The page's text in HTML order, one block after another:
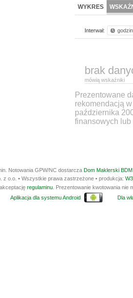
WYKRES
Interwał:
brak
mówią wskaźniki
Prezentowane
rekomendacją
października
finansowych lub
Notowania GPW/NC dostarcza Dom Maklerski
z o.o. • Wszystkie prawa zastrzeżone • produkcja:
regulaminu . Prezentowanie kwotowania
Aplikacja dla systemu Android Dla